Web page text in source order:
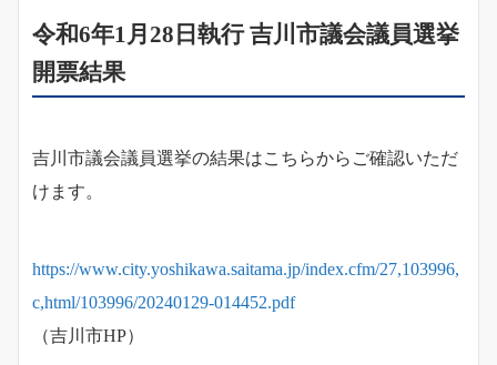
令和6年1月28日執行 吉川市議会議員選挙
開票結果
吉川市議会議員選挙の結果はこちらからご確認いただ
けます。
https://www.city.yoshikawa.saitama.jp/index.cfm/27,103996,
c,html/103996/20240129-014452.pdf
（吉川市HP）